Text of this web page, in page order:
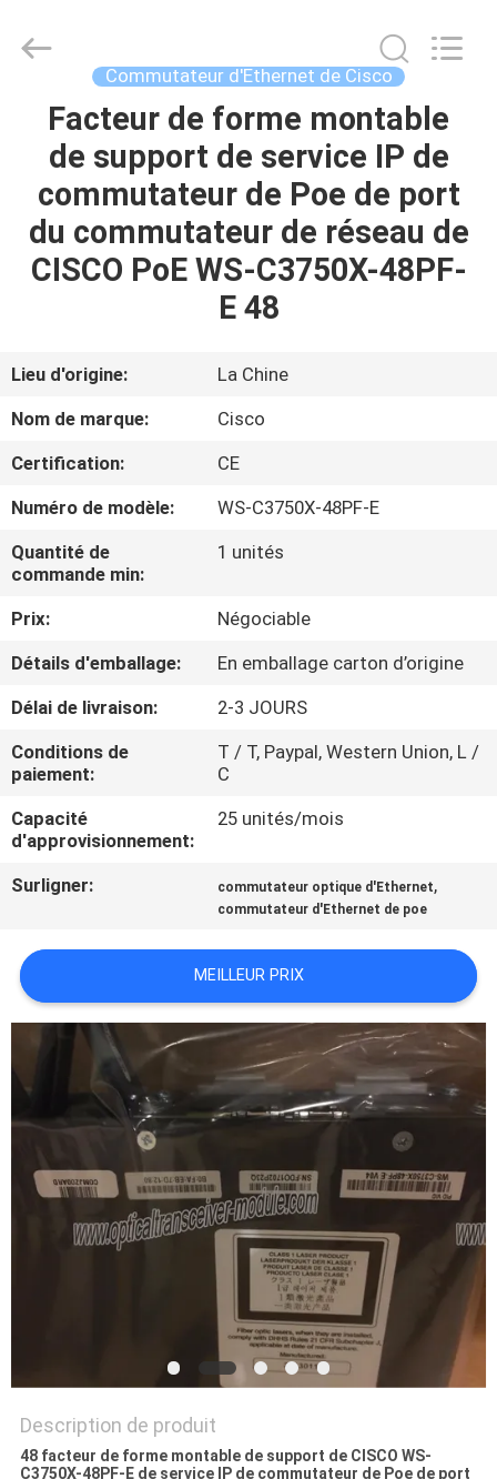
MAISON
PRODUITS
À
DE
NOUS
VISITE
DE
L'USINE
CONTRÔLE
DE
LA
QUALITÉ
CONTACTER
NOUVELLES
LES
AFFAIRES
SITEMAP
CONFIDENTIALITÉ
Equipment
Commutateur d'Ethernet de Cisco
Facteur de forme montable
de support de service IP de
commutateur de Poe de port
du commutateur de réseau de
CISCO PoE WS-C3750X-48PF-
E 48
Lieu d'origine:
La Chine
Nom de marque:
Cisco
Certification:
CE
Numéro de modèle:
WS-C3750X-48PF-E
Quantité de
commande min:
1 unités
Prix:
Négociable
Détails d'emballage:
En emballage carton d’origine
Délai de livraison:
2-3 JOURS
Conditions de
paiement:
T / T, Paypal, Western Union, L /
C
Capacité
d'approvisionnement:
25 unités/mois
Surligner: commutateur optique d'Ethernet,
commutateur d'Ethernet de poe
MEILLEUR PRIX
Description de produit
48 facteur de forme montable de support de CISCO WS-
C3750X-48PF-E de service IP de commutateur de Poe de port